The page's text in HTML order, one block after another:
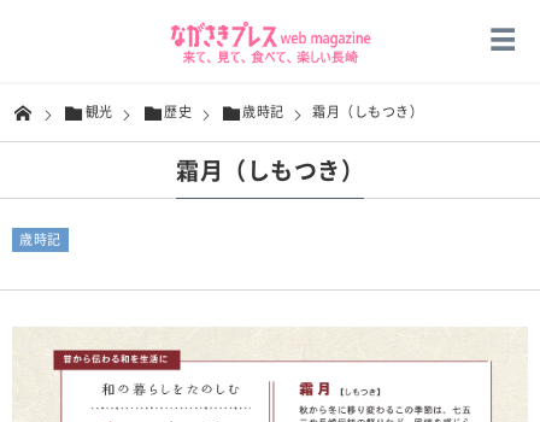
観光 歴史 歳時記 霜月（しもつき）
霜月（しもつき）
歳時記